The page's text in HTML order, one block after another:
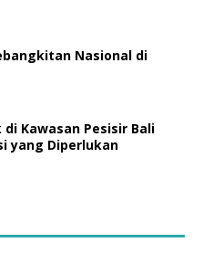
Nasional di
Kawasan Pesisir Bali
yang Diperlukan